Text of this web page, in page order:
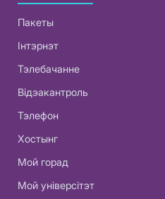
Пакеты
Інтэрнэт
Тэлебачанне
Відэакантроль
Тэлефон
Хостынг
Мой горад
Мой універсітэт